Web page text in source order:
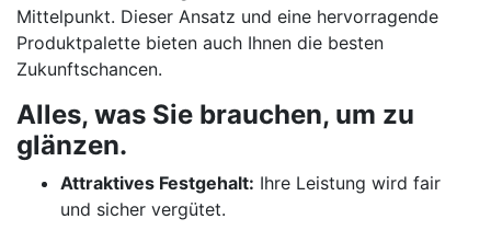
Mittelpunkt. Dieser Ansatz und eine hervorragende
Produktpalette bieten auch Ihnen die besten
Zukunftschancen.
Alles, was Sie brauchen, um zu
glänzen.
Attraktives Festgehalt: Ihre Leistung wird fair
und sicher vergütet.